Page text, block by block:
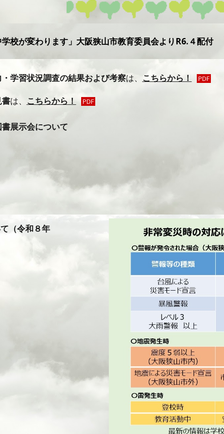
学校が変わります」大阪狭山市教育委員会よりR6.４配付
学習状況調査の結果および考察は、 こちらから！ PDF
は、 こちらから ！ PDF
展示会について
（令和８年